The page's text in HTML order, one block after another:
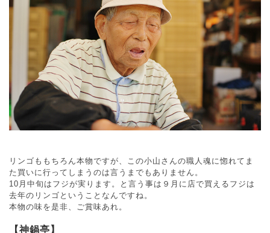
リンゴももちろん本物ですが、この小山さんの職人魂に惚れてま
た買いに行ってしまうのは言うまでもありません。
10月中旬はフジが実ります。と言う事は９月に店で買えるフジは
去年のリンゴということなんですね。
本物の味を是非、ご賞味あれ。
【神鍋亭】